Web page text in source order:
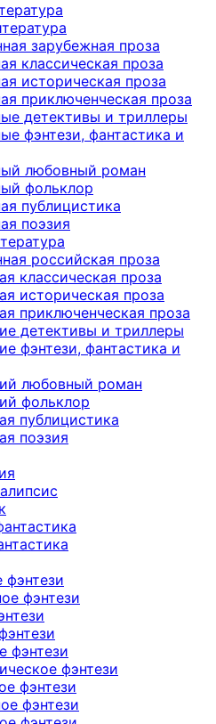
зарубежная проза
классическая проза
историческая проза
приключенческая проза
детективы и триллеры
фэнтези, фантастика и
любовный роман
фольклор
публицистика
поэзия
российская проза
классическая проза
историческая проза
приключенческая проза
детективы и триллеры
фэнтези, фантастика и
любовный роман
фольклор
публицистика
поэзия
фэнтези
фэнтези
фэнтези
фэнтези
фэнтези